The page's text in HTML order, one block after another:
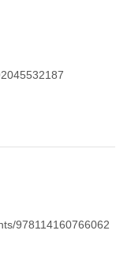
978114160766062